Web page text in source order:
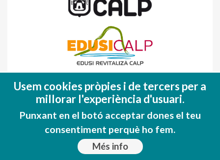
(FEDER)
Una manera de hacer EUROPA
Usem cookies pròpies i de tercers per a
millorar l'experiència d'usuari.
Punxant en el botó acceptar dones el teu
consentiment perquè ho fem.
Més info